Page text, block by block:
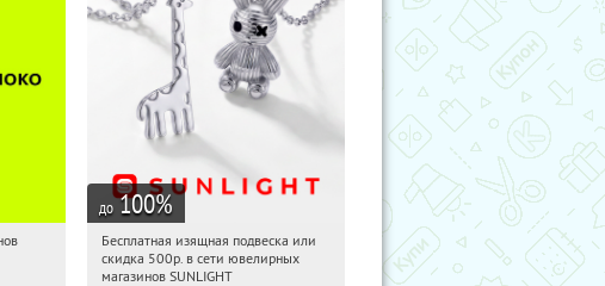
до 100%
14:35:06 Получили:
Россия
Бесплатная изящная подвеска или
скидка 500р. в сети ювелирных
магазинов SUNLIGHT